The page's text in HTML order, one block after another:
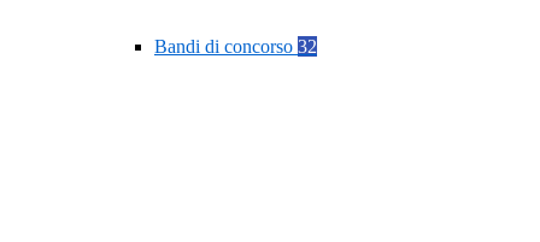
Bandi di concorso 32